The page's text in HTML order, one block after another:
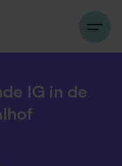
IG in de